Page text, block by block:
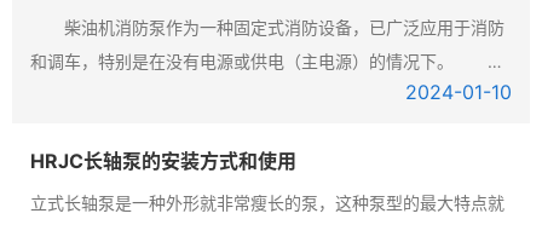
柴油机消防泵作为一种固定式消防设备，已广泛应用于消防
和调车，特别是在没有电源或供电（主电源）的情况下。 柴
油机消防泵也可根据用户的需要配备其他柴油机作为动2024-01-10
HRJC长轴泵的安装方式和使用
立式长轴泵是一种外形就非常瘦长的泵，这种泵型的最大特点就